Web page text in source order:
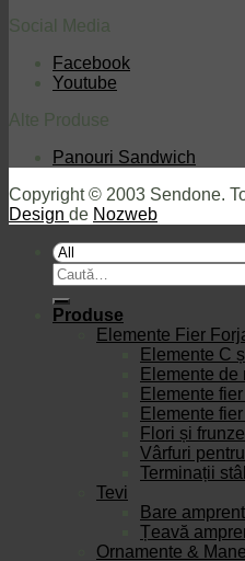
Social Media
Facebook
Youtube
Alte Produse
Panouri Sandwich
Copyright © 2003 Sendone.
Design de Nozweb
Caută
după:
Produse
Elemente Fier
Elemente C
Elemente
Elemente
Elemente
Flori și
Vârfuri
Terminații
Tevi
Bare
Țeavă
Ornamente &